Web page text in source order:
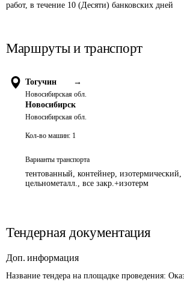
работ, в течение 10 (Десяти) банковских дней
Маршруты и транспорт
Тогучин →
Новосибирская обл.
Новосибирск
Новосибирская обл.
Кол-во машин: 1
Варианты транспорта
тентованный, контейнер,
цельнометалл., все закр.+изотерм
Тендерная документация
Доп. информация
Название тендера на площадке проведения: